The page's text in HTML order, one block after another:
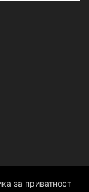
за приватност